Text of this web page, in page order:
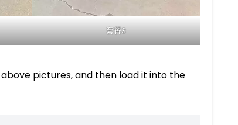
套餐3
pictures, and then load it into the